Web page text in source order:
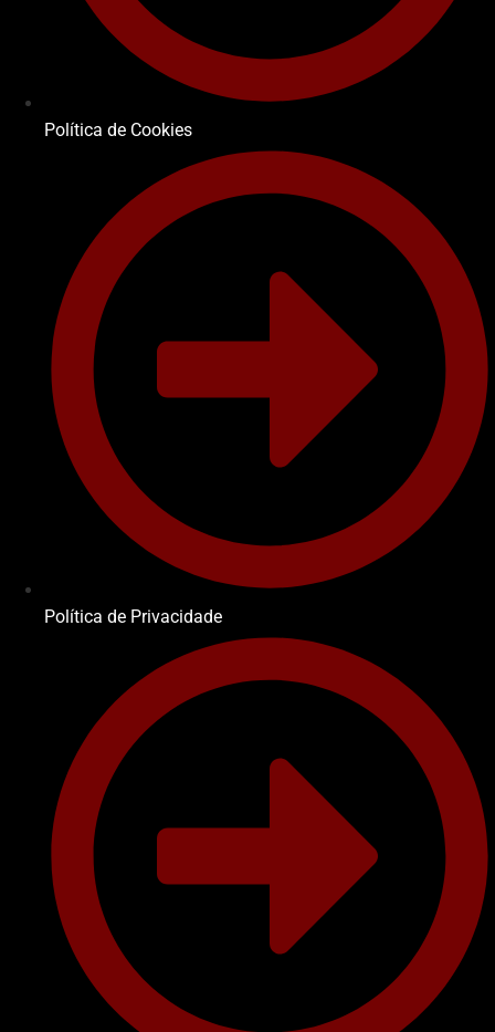
Política de Cookies
Política de Privacidade